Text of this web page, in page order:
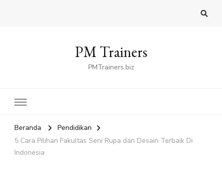
PM Trainers
PMTrainers.biz
Beranda
Pendidikan
5 Cara Pilihan Fakultas Seni Rupa dan Desain Terbaik Di
Indonesia